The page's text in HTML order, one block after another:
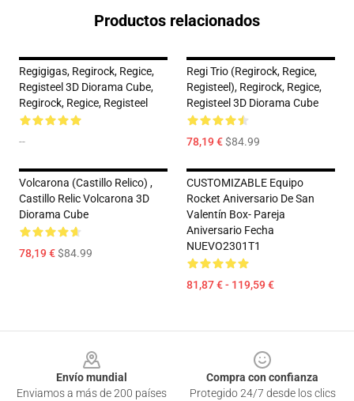
Productos relacionados
Regigigas, Regirock, Regice,
Registeel 3D Diorama Cube,
Regirock, Regice, Registeel
--
Regi Trio (Regirock, Regice,
Registeel), Regirock, Regice,
Registeel 3D Diorama Cube
78,19 €$84.99
Volcarona (Castillo Relico) ,
Castillo Relic Volcarona 3D
Diorama Cube
78,19 €$84.99
CUSTOMIZABLE Equipo
Rocket Aniversario De San
Valentín Box- Pareja
Aniversario Fecha
NUEVO2301T1
81,87 € - 119,59 €
Envío mundial
Enviamos a más de 200 países
Compra con confianza
Protegido 24/7 desde los clics